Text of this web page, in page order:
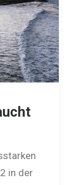
in der